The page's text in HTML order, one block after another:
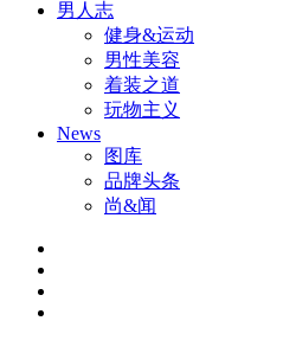
男人志
健身&运动
男性美容
着装之道
玩物主义
News
图库
品牌头条
尚&闻